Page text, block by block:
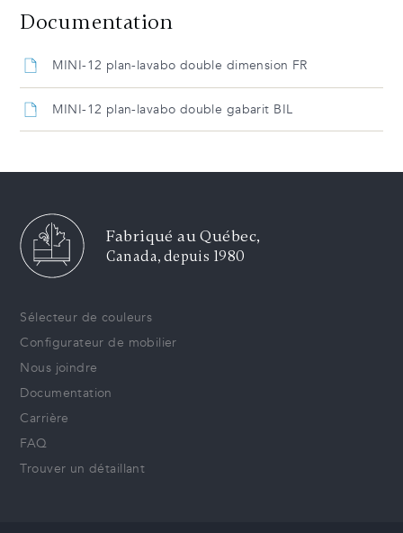
Documentation
MINI-12 plan-lavabo double dimension FR
MINI-12 plan-lavabo double gabarit BIL
Fabriqué au Québec,
Canada, depuis 1980
Sélecteur de couleurs
Configurateur de mobilier
Nous joindre
Documentation
Carrière
FAQ
Trouver un détaillant